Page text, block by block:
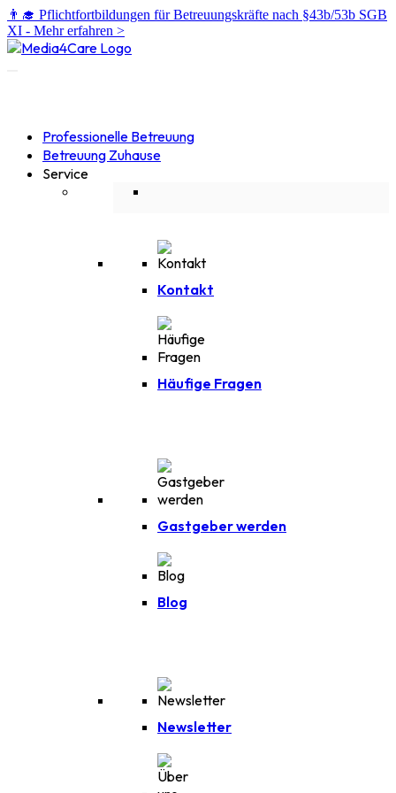
👨‍🎓 Pflichtfortbildungen für Betreuungskräfte nach §43b/53b SGB
XI - Mehr erfahren >
Professionelle Betreuung
Betreuung Zuhause
Service
Kontakt
Häufige Fragen
Gastgeber werden
Blog
Newsletter